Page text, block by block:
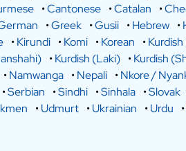
•Cantonese •Catalan •
•Greek •Gusii •Hebrew •
•Kirundi •Komi •Korean •
•Kurdish (Laki) •Kurdish
•Namwanga •Nepali •Nkore /
•Serbian •Sindhi •Sinhala •Slovak
•Udmurt •Ukrainian •Urdu •